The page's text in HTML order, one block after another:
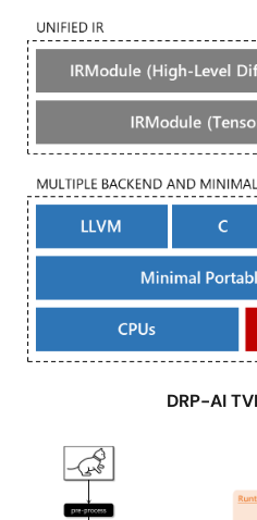
DRP-AI